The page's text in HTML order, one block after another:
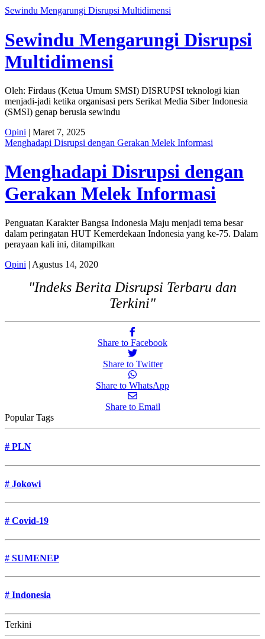
Sewindu Mengarungi Disrupsi Multidimensi
Sewindu Mengarungi Disrupsi
Multidimensi
Oleh: Firdaus (Ketua Umum SMSI) DISRUPSI teknologi kian
menjadi-jadi ketika organisasi pers Serikat Media Siber Indonesia
(SMSI) genap berusia sewindu
Opini | Maret 7, 2025
Menghadapi Disrupsi dengan Gerakan Melek Informasi
Menghadapi Disrupsi dengan
Gerakan Melek Informasi
Penguatan Karakter Bangsa Indonesia Maju menjadi tema besar
dalam peringatan HUT Kemerdekaan Indonesia yang ke-75. Dalam
perayaan kali ini, ditampilkan
Opini | Agustus 14, 2020
"Indeks Berita Disrupsi Terbaru dan
Terkini"
Share to Facebook
Share to Twitter
Share to WhatsApp
Share to Email
Popular Tags
# PLN
# Jokowi
# Covid-19
# SUMENEP
# Indonesia
Terkini